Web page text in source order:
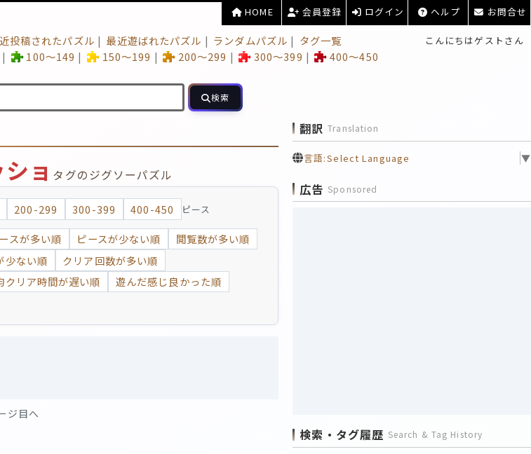
検索
HOME 会員登録 ログイン ヘルプ お問合せ
こんにちはゲストさん
投稿されたパズル 最近遊ばれたパズル ランダムパズル
タグ一覧
100～149 150～199 200～299 300～399
400～450
ョ タグのジグソーパズル
200-299 300-399 400-450 ピース
スが多い順 ピースが少ない順
閲覧数が多い順
少ない順
クリア回数が多い順
クリア時間が遅い順
遊んだ感じ良かった順
ジ目へ
翻訳 Translation
言語:Select Language ▼
広告 Sponsored
検索・タグ履歴 Search & Tag History